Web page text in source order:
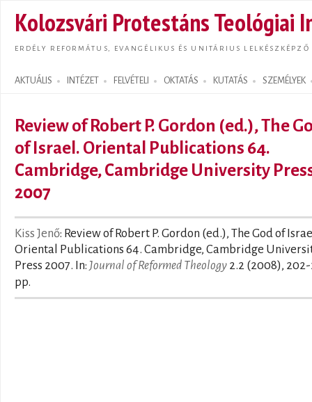
Kolozsvári Protestáns Teológiai
ERDÉLY REFORMÁTUS, EVANGÉLIKUS ÉS UNITÁRIUS LELKÉSZKÉPZŐ
AKTUÁLIS INTÉZET FELVÉTELI OKTATÁS KUTATÁS SZEMÉLYEK
Search form
Review of Robert P. Gordon (ed.), The
of Israel. Oriental Publications 64.
Cambridge, Cambridge University
2007
Kiss Jenő: Review of Robert P. Gordon (ed.), The God of
Oriental Publications 64. Cambridge, Cambridge
Press 2007. In: Journal of Reformed Theology 2.2 (2008),
pp.